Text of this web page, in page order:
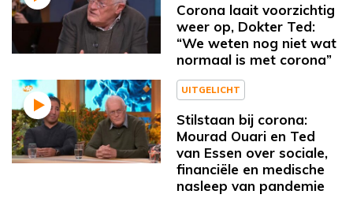
Corona laait voorzichtig
weer op, Dokter Ted:
“We weten nog niet wat
normaal is met corona”
UITGELICHT
Stilstaan bij corona:
Mourad Ouari en Ted
van Essen over sociale,
financiële en medische
nasleep van pandemie